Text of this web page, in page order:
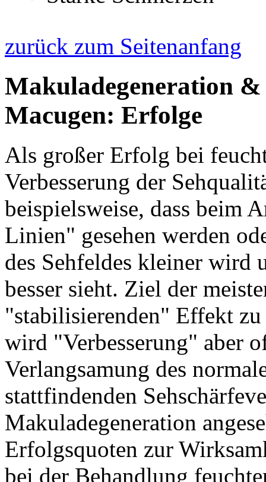
zurück zum Seitenanfang
Makuladegeneration
Macugen: Erfolge
Als großer Erfolg bei
Verbesserung der
beispielsweise, dass beim
Linien" gesehen werden
des Sehfeldes kleiner wird
besser sieht. Ziel der
"stabilisierenden" Effekt
wird "Verbesserung" aber
Verlangsamung des
stattfindenden
Makuladegeneration
Erfolgsquoten zur
bei der Behandlung